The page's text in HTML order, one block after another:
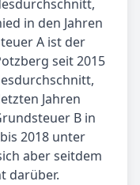
in den Jahren
A ist der
seit 2015
Jahren
B in
2018 unter
aber seitdem
darüber.